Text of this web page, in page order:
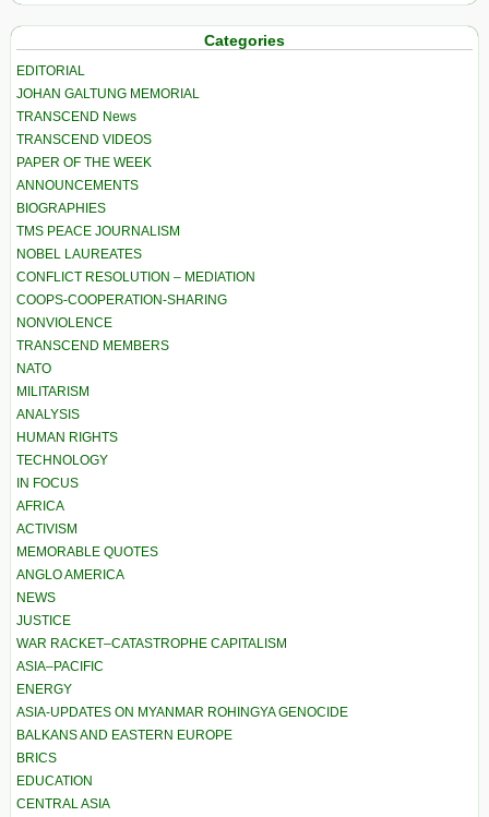
Categories
EDITORIAL
JOHAN GALTUNG MEMORIAL
TRANSCEND News
TRANSCEND VIDEOS
PAPER OF THE WEEK
ANNOUNCEMENTS
BIOGRAPHIES
TMS PEACE JOURNALISM
NOBEL LAUREATES
CONFLICT RESOLUTION – MEDIATION
COOPS-COOPERATION-SHARING
NONVIOLENCE
TRANSCEND MEMBERS
NATO
MILITARISM
ANALYSIS
HUMAN RIGHTS
TECHNOLOGY
IN FOCUS
AFRICA
ACTIVISM
MEMORABLE QUOTES
ANGLO AMERICA
NEWS
JUSTICE
WAR RACKET–CATASTROPHE CAPITALISM
ASIA–PACIFIC
ENERGY
ASIA-UPDATES ON MYANMAR ROHINGYA GENOCIDE
BALKANS AND EASTERN EUROPE
BRICS
EDUCATION
CENTRAL ASIA